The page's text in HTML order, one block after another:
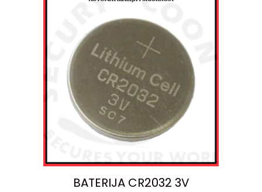
BATERIJA CR2032 3V